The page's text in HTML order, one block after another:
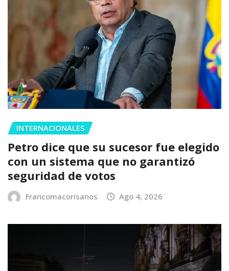
INTERNACIONALES
Petro dice que su sucesor fue elegido
con un sistema que no garantizó
seguridad de votos
Francomacorisanos Ago 4, 2026